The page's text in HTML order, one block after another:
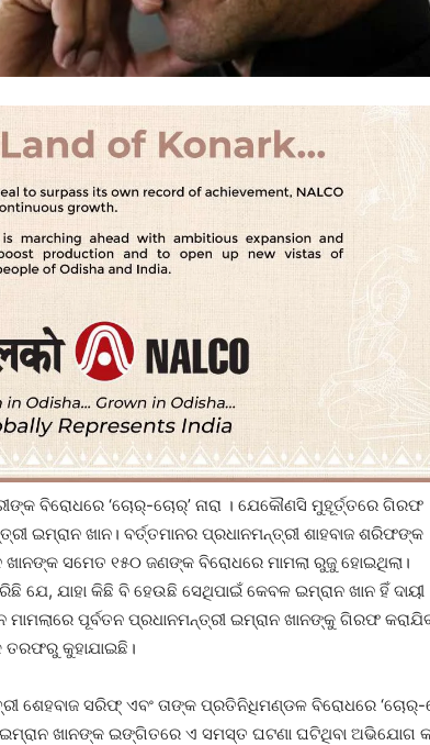
ବିରୋଧରେ ‘ଚୋର୍‌-ଚୋର୍‌’ ନାରା । ଯେକୌଣସି ମୁହୂର୍ତ୍ତରେ ଗିରଫ
ଇମ୍ରାନ ଖାନ। ବର୍ତ୍ତମାନର ପ୍ରଧାନମନ୍ତ୍ରୀ ଶାହବାଜ ଶରିଫଙ୍କ
ଖାନଙ୍କ ସମେତ ୧୫୦ ଜଣଙ୍କ ବିରୋଧରେ ମାମଲା ରୁଜୁ ହୋଇଥିଲା।
ଯାହା କିଛି ବି ହେଉଛି ସେଥିପାଇଁ କେବଳ ଇମ୍ରାନ ଖାନ ହିଁ ଦାୟୀ
ମାମଲାରେ ପୂର୍ବତନ ପ୍ରଧାନମନ୍ତ୍ରୀ ଇମ୍ରାନ ଖାନଙ୍କୁ ଗିରଫ
ତରଫରୁ କୁହାଯାଇଛି।
ଶେହବାଜ ସରିଫ୍‌ ଏବଂ ତାଙ୍କ ପ୍ରତିନିଧିମଣ୍ଡଳ ବିରୋଧରେ ‘ଚୋର୍-
ଇମ୍ରାନ ଖାନଙ୍କ ଇଙ୍ଗିତରେ ଏ ସମସ୍ତ ଘଟଣା ଘଟିଥିବା ଅଭିଯୋଗ